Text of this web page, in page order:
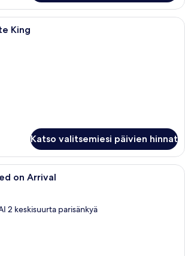
Moderni hotellihuone, jossa on
King
Katso valitsemiesi päivien hinnat
Hotellihuone, jossa on suuri sänky,
on Arrival
2 keskisuurta parisänkyä